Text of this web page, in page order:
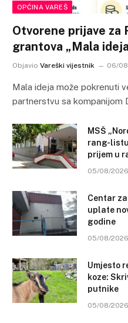
OPĆINA VAREŠ
Otvorene prijave za
grantova „Mala
Objavio Vareški vijestnik 06/
Mala ideja može pokrenuti
partnerstvu sa kompanijom
MSŠ
rang-
prijem u
05/08/2026
Centar
uplate
godine
05/08/2026
Umjesto
koze:
putnike
05/08/2026